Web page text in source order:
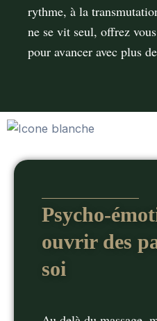
rythme, à la
ne se vit seul, oﬀrez
pour avancer avec plus
Psycho-
ouvrir des
soi